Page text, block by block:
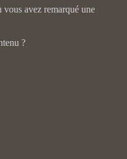
avez remarqué une
?